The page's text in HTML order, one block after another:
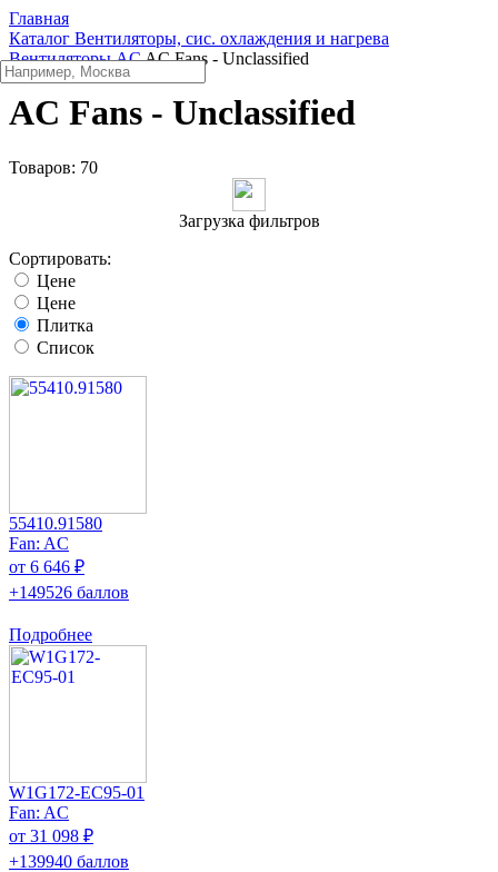
Главная
Каталог Вентиляторы, сис. охлаждения и нагрева
Вентиляторы ACAC Fans - Unclassified
AC Fans - Unclassified
Товаров: 70
Загрузка фильтров
Сортировать:
Цене
Цене
Плитка
Список
55410.91580
Fan: AC
от 6 646 ₽
+149526 баллов
Подробнее
W1G172-EC95-01
Fan: AC
от 31 098 ₽
+139940 баллов